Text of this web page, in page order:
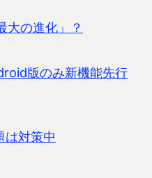
大の進化」？
版のみ新機能先行
は対策中